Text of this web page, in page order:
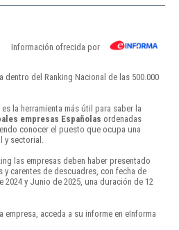
Información ofrecida por
dentro del Ranking Nacional de las 500.000
la herramienta más útil para saber la
empresas Españolas ordenadas
conocer el puesto que ocupa una
y sectorial.
las empresas deben haber presentado
carentes de descuadres, con fecha de
y Junio de 2025, una duración de 12
empresa, acceda a su informe en eInforma